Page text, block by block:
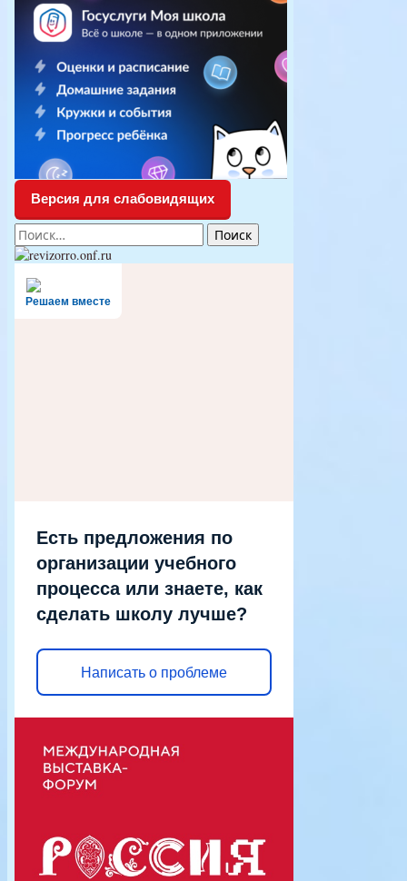
Версия для слабовидящих
Найти:
Решаем вместе
Есть предложения по
организации учебного
процесса или знаете, как
сделать школу лучше?
Написать о проблеме